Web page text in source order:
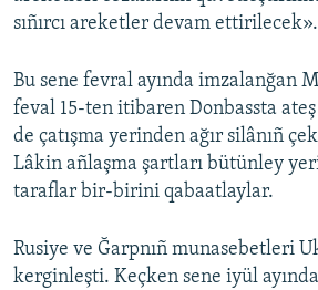
sıñırcı areketler devam ettirilecek».
Bu sene fevral ayında imzalanğan
feval 15-ten itibaren Donbassta ateş
de çatışma yerinden ağır silânıñ
Lâkin añlaşma şartları bütünley
taraflar bir-birini qabaatlaylar.
Rusiye ve Ğarpnıñ munasebetleri
kerginleşti. Keçken sene iyül